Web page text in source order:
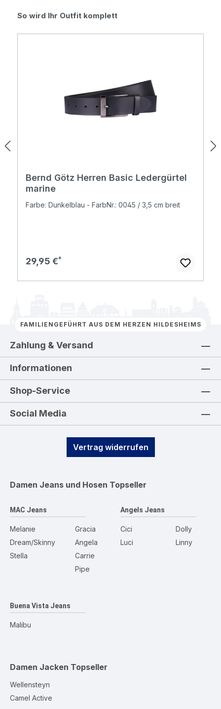
Produktgalerie überspringen
So wird Ihr Outfit komplett
Bernd Götz Herren Basic Ledergürtel
marine
Farbe: Dunkelblau - FarbNr.: 0045 / 3,5 cm breit
Regulärer Preis:
29,95 €
FAMILIENGEFÜHRT AUS DEM HERZEN HILDESHEIMS
Zahlung & Versand
Informationen
Shop-Service
Social Media
Vertrag widerrufen
Damen Jeans und Hosen Topseller
MAC Jeans
Melanie
Dream/Skinny
Stella
Gracia
Angela
Carrie
Pipe
Angels Jeans
Cici
Luci
Dolly
Linny
Buena Vista Jeans
Malibu
Damen Jacken Topseller
Wellensteyn
Camel Active